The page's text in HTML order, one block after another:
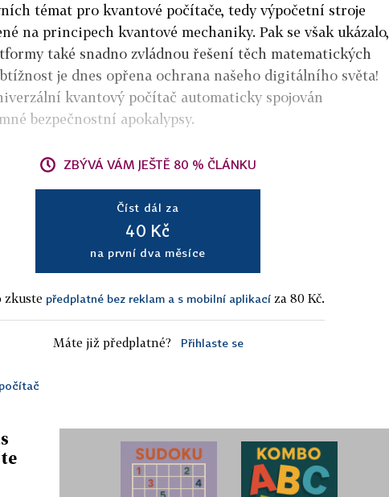
témat pro kvantové počítače, tedy výpočetní stroje
na principech kvantové mechaniky. Pak se však ukázalo,
také snadno zvládnou řešení těch matematických
je dnes opřena ochrana našeho digitálního světa!
kvantový počítač automaticky spojován
bezpečnostní apokalypsy.
ZBÝVÁ VÁM JEŠTĚ 80 % ČLÁNKU
Číst dál za
40 Kč
na první dva měsíce
zkuste předplatné bez reklam a s mobilní aplikací za 80 Kč.
Máte již předplatné? Přihlaste se